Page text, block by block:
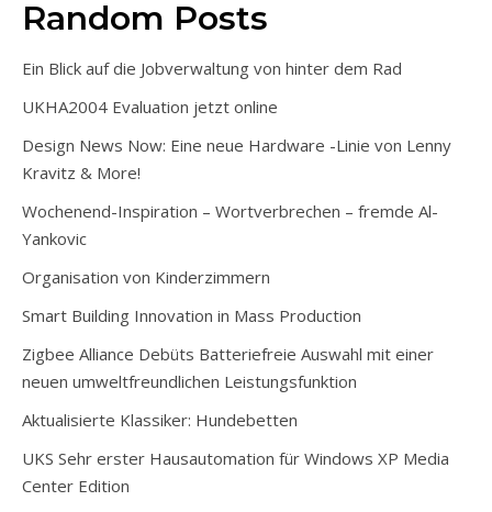
Random Posts
Ein Blick auf die Jobverwaltung von hinter dem Rad
UKHA2004 Evaluation jetzt online
Design News Now: Eine neue Hardware -Linie von Lenny
Kravitz & More!
Wochenend-Inspiration – Wortverbrechen – fremde Al-
Yankovic
Organisation von Kinderzimmern
Smart Building Innovation in Mass Production
Zigbee Alliance Debüts Batteriefreie Auswahl mit einer
neuen umweltfreundlichen Leistungsfunktion
Aktualisierte Klassiker: Hundebetten
UKS Sehr erster Hausautomation für Windows XP Media
Center Edition